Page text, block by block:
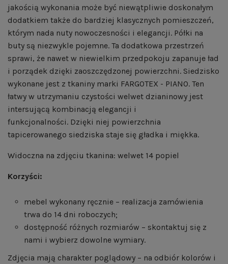
jakością wykonania może być niewątpliwie doskonałym
dodatkiem także do bardziej klasycznych pomieszczeń,
którym nada nuty nowoczesności i elegancji. Półki na
buty są niezwykle pojemne. Ta dodatkowa przestrzeń
sprawi, że nawet w niewielkim przedpokoju zapanuje ład
i porządek dzięki zaoszczędzonej powierzchni. Siedzisko
wykonane jest z tkaniny marki FARGOTEX - PIANO. Ten
łatwy w utrzymaniu czystości welwet dzianinowy jest
intersującą kombinacją elegancji i
funkcjonalności. Dzięki niej powierzchnia
tapicerowanego siedziska staje się gładka i miękka.
Widoczna na zdjęciu tkanina: welwet 14 popiel
Korzyści:
mebel wykonany ręcznie – realizacja zamówienia
trwa do 14 dni roboczych;
dostępność różnych rozmiarów – skontaktuj się z
nami i wybierz dowolne wymiary.
Zdjęcia mają charakter poglądowy – na odbiór kolorów i